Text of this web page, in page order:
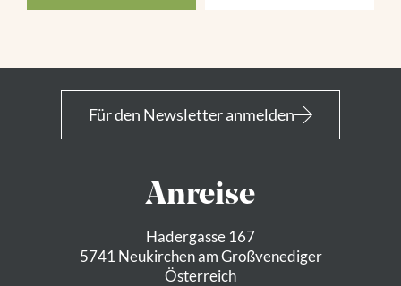
Für den Newsletter anmelden
Anreise
Hadergasse 167
5741 Neukirchen am Großvenediger
Österreich